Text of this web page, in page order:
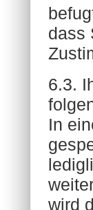
dass
6.3.
In
wird